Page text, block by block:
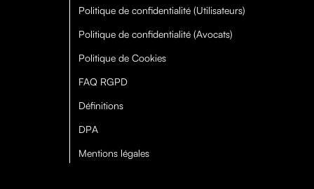
Politique de confidentialité (Utilisateurs)
Politique de confidentialité (Avocats)
Politique de Cookies
FAQ RGPD
Définitions
DPA
Mentions légales